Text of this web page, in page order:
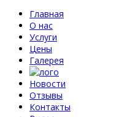
Главная
О нас
Услуги
Цены
Галерея
Новости
Отзывы
Контакты